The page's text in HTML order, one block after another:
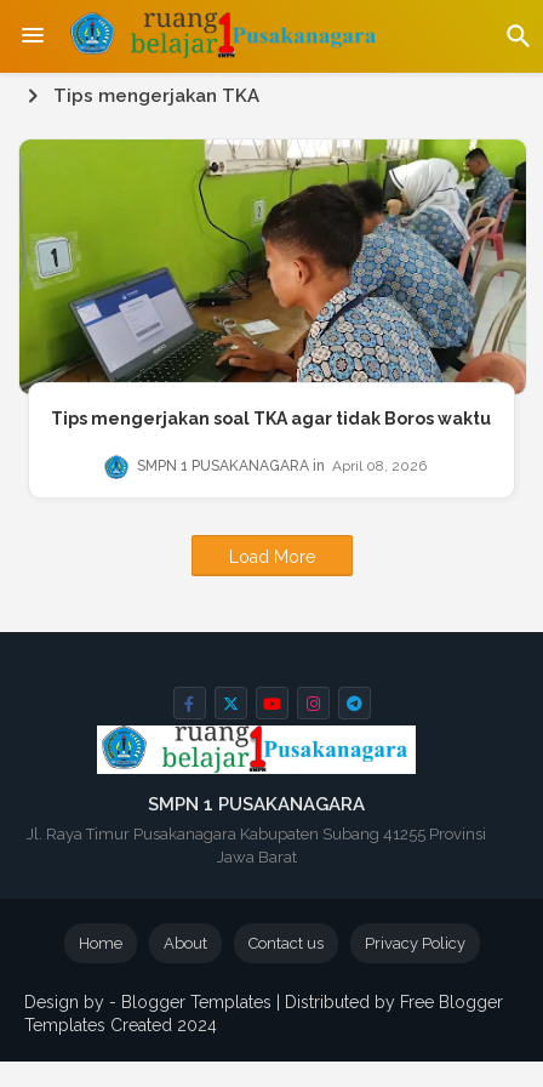
Tips mengerjakan TKA
Tips mengerjakan soal TKA agar tidak Boros waktu
SMPN 1 PUSAKANAGARA April 08, 2026
Load More
SMPN 1 PUSAKANAGARA
Jl. Raya Timur Pusakanagara Kabupaten Subang 41255 Provinsi
Jawa Barat
Design by - Blogger Templates | Distributed by Free Blogger
Templates Created 2024
Home About Contact us Privacy Policy